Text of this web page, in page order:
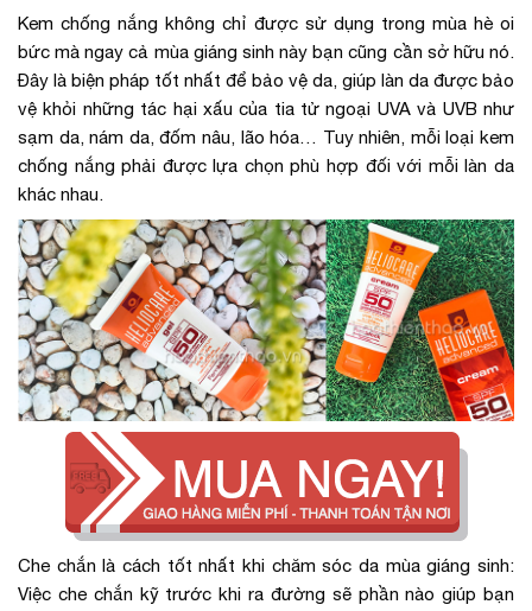
Kem chống nắng không chỉ được sử dụng trong mùa hè oi
bức mà ngay cả mùa giáng sinh này bạn cũng cần sở hữu nó.
Đây là biện pháp tốt nhất để bảo vệ da, giúp làn da được bảo
vệ khỏi những tác hại xấu của tia tử ngoại UVA và UVB như
sạm da, nám da, đốm nâu, lão hóa… Tuy nhiên, mỗi loại kem
chống nắng phải được lựa chọn phù hợp đối với mỗi làn da
khác nhau.
Che chắn là cách tốt nhất khi chăm sóc da mùa giáng sinh:
Việc che chắn kỹ trước khi ra đường sẽ phần nào giúp bạn